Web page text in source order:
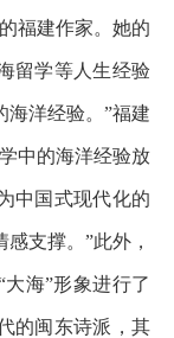
福建作家。她的
留学等人生经验
海洋经验。”福建
中的海洋经验放
中国式现代化的
支撑。”此外，
海”形象进行了
的闽东诗派，其